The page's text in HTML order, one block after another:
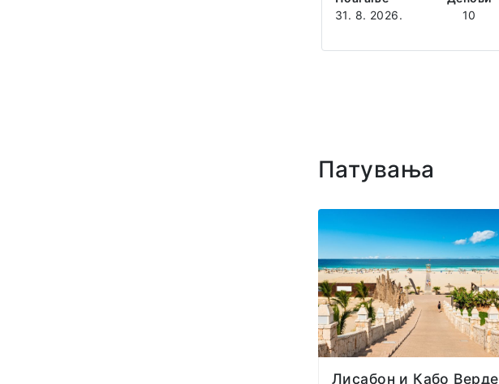
31. 8. 2026.
10
Патувања
Лисабон и Кабо Верде